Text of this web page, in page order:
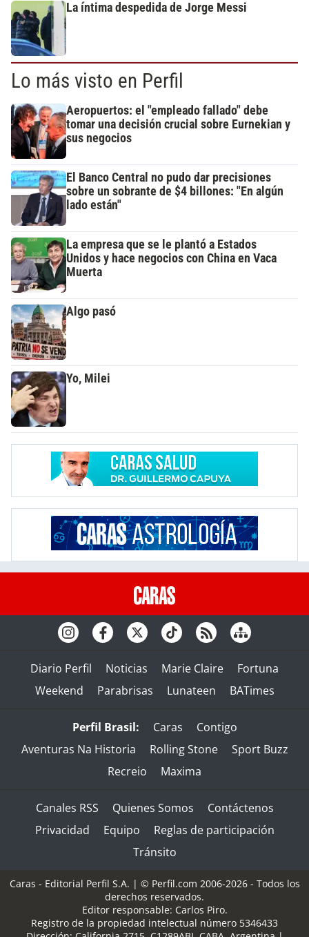
La íntima despedida de Jorge Messi
Lo más visto en Perfil
Aeropuertos: el "empleado fallado" debe
tomar una decisión crucial sobre Eurnekian y
sus negocios
El Banco Central no pudo dar precisiones
sobre un sobrante de $4 billones: "En algún
lado están"
La empresa que se le plantó a Estados
Unidos y hace negocios con China en Vaca
Muerta
Algo pasó
Yo, Milei
Diario Perfil Noticias Marie Claire
Fortuna
Weekend
Parabrisas Lunateen BATimes
Perfil Brasil: Caras
Contigo
Aventuras Na Historia
Rolling Stone
Sport Buzz
Recreio
Maxima
Canales RSS Quienes Somos
Contáctenos
Privacidad
Equipo
Reglas de participación
Tránsito
Caras - Editorial Perfil S.A. | © Perfil.com 2006-2026 - Todos los
derechos reservados.
Editor responsable: Carlos Piro.
Registro de la propiedad intelectual número 5346433